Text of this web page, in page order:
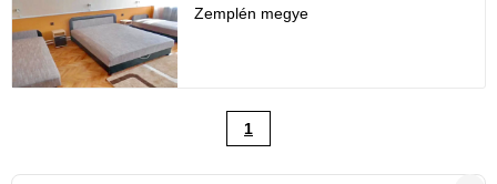
Zemplén megye
1